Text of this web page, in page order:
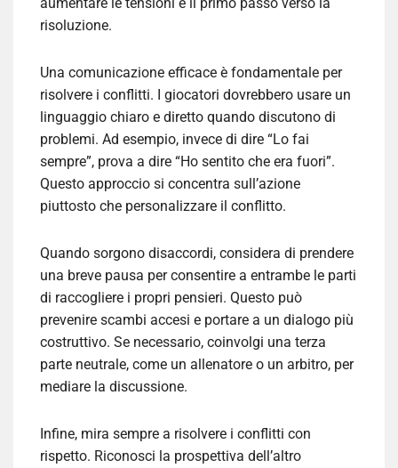
risoluzione.
Una comunicazione efficace è fondamentale per
risolvere i conflitti. I giocatori dovrebbero usare un
linguaggio chiaro e diretto quando discutono di
problemi. Ad esempio, invece di dire “Lo fai
sempre”, prova a dire “Ho sentito che era fuori”.
Questo approccio si concentra sull’azione
piuttosto che personalizzare il conflitto.
Quando sorgono disaccordi, considera di prendere
una breve pausa per consentire a entrambe le parti
di raccogliere i propri pensieri. Questo può
prevenire scambi accesi e portare a un dialogo più
costruttivo. Se necessario, coinvolgi una terza
parte neutrale, come un allenatore o un arbitro, per
mediare la discussione.
Infine, mira sempre a risolvere i conflitti con
rispetto. Riconosci la prospettiva dell’altro